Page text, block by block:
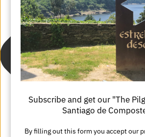
Subscribe and get our "The
Santiago de
By filling out this form you accept our